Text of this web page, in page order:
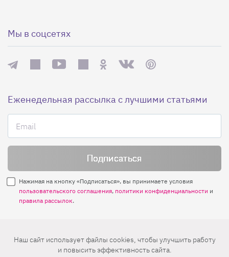
Мы в соцсетях
Еженедельная рассылка с лучшими статьями
Нажимая на кнопку «Подписаться», вы принимаете условия
пользовательского соглашения, политики конфиденциальности и
правила рассылок.
Нашли ошибку? Выделите ее и нажмите
Наш сайт использует файлы cookies, чтобы улучшить работу
и повысить эффективность сайта.